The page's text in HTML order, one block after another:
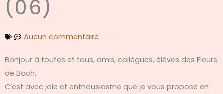
(06)
Aucun commentaire
Bonjour à toutes et tous, amis, collègues, élèves des Fleurs
de Bach,
C’est avec joie et enthousiasme que je vous propose en